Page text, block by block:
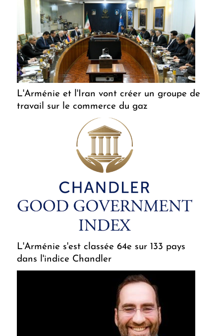
L'Arménie et l'Iran vont créer un groupe de
travail sur le commerce du gaz
L'Arménie s'est classée 64e sur 133 pays
dans l'indice Chandler